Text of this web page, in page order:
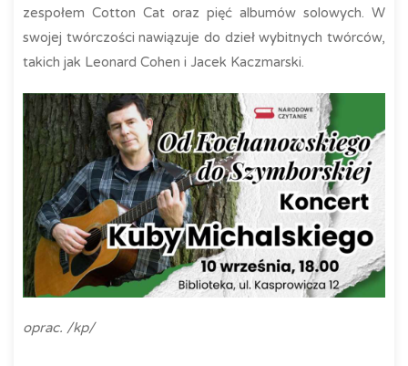
zespołem Cotton Cat oraz pięć albumów solowych. W
swojej twórczości nawiązuje do dzieł wybitnych twórców,
takich jak Leonard Cohen i Jacek Kaczmarski.
oprac. /kp/